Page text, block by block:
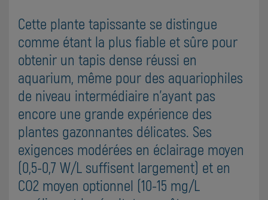
Cette plante tapissante se distingue
comme étant la plus fiable et sûre pour
obtenir un tapis dense réussi en
aquarium, même pour des aquariophiles
de niveau intermédiaire n'ayant pas
encore une grande expérience des
plantes gazonnantes délicates. Ses
exigences modérées en éclairage moyen
(0,5-0,7 W/L suffisent largement) et en
CO2 moyen optionnel (10-15 mg/L